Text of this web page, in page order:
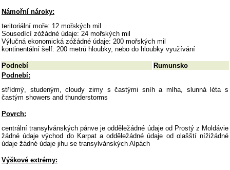
Námořní nároky:
teritoriální moře: 12 mořských mil
Sousedící zóžádné údaje: 24 mořských mil
Výlučná ekonomická zóžádné údaje: 200 mořských mil
kontinentální šelf: 200 metrů hloubky, nebo do hloubky využívání
Podnebí
Rumunsko
Podnebí:
střídmý, studeným, cloudy zimy s častými sníh a mlha, slunná léta s
častým showers and thunderstorms
Povrch:
centrální transylvánských pánve je odděležádné údaje od Prostý z Moldávie
žádné údaje východ do Karpat a odděležádné údaje od olašští nížižádné
údaje žádné údaje jihu se transylvánských Alpách
Výškové extrémy: